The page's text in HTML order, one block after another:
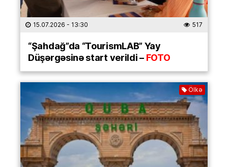
15.07.2026 - 13:30 517
“Şahdağ”da “TourismLAB” Yay
Düşərgəsinə start verildi –FOTO
Ölkə